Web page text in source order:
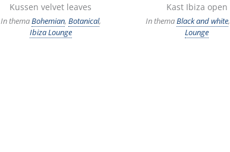
Kussen velvet leaves
In themaBohemian, Botanical,
Ibiza Lounge
Kast Ibiza open
In themaBlack and white,
Lounge